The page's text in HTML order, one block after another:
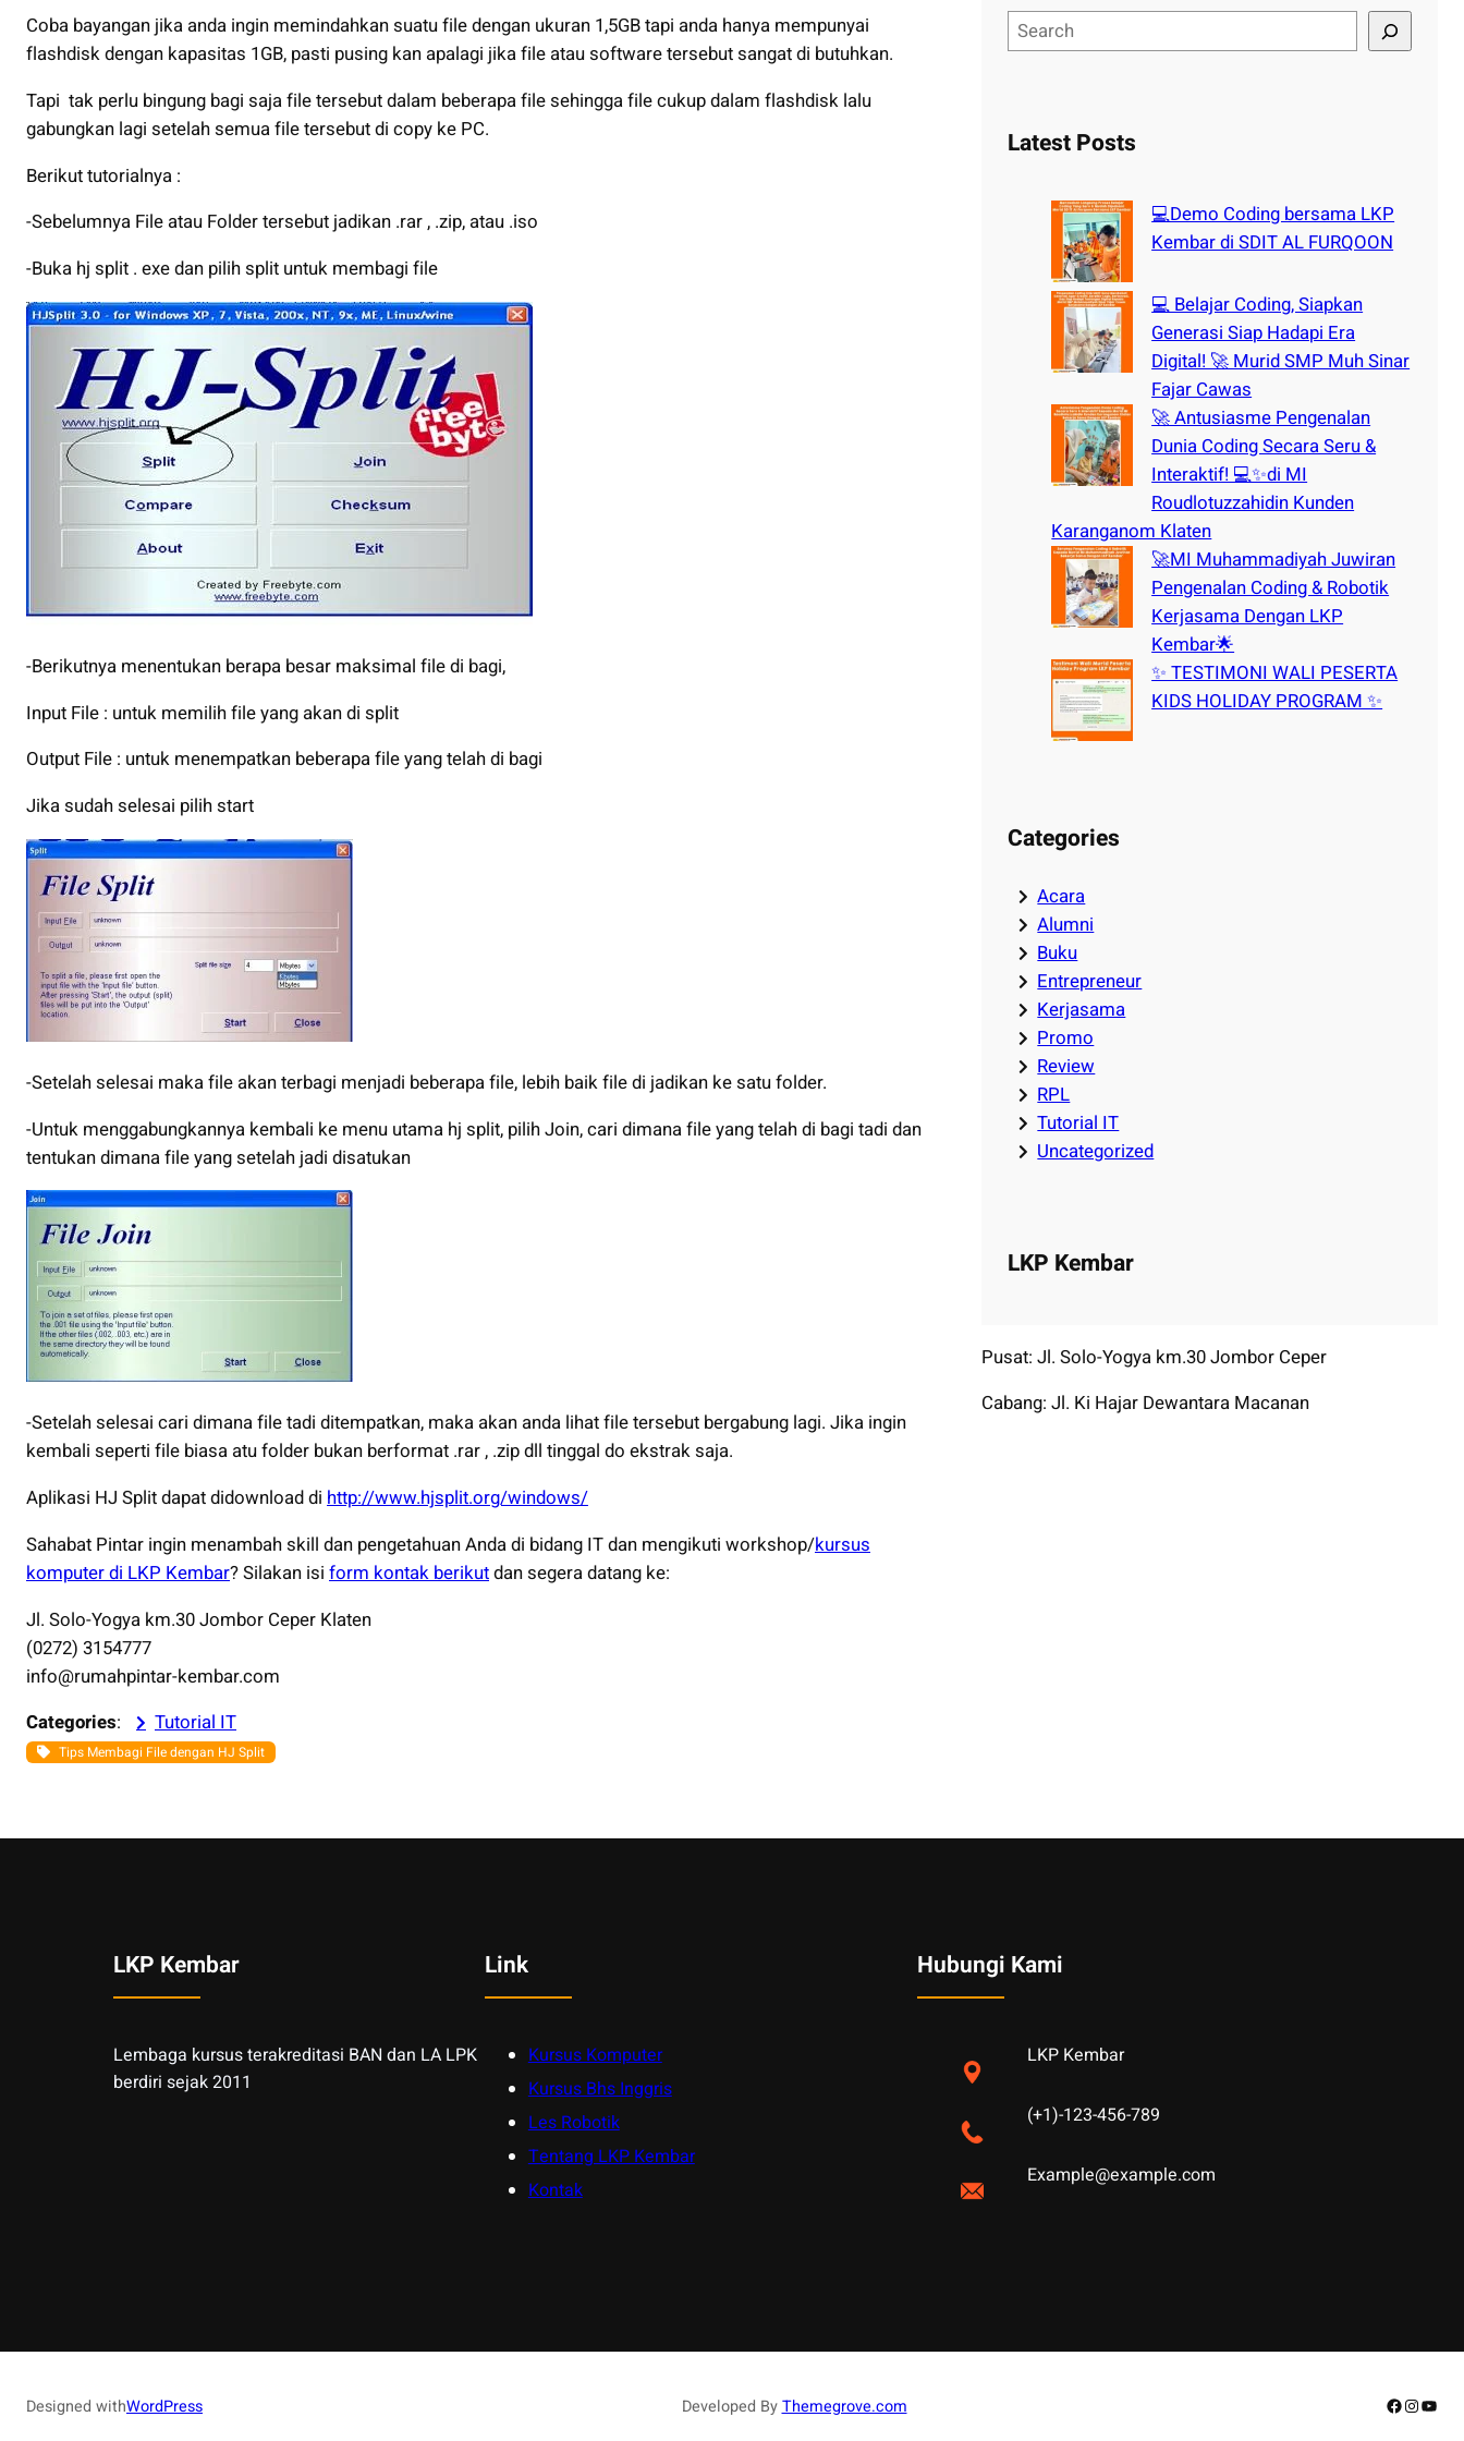
Coba bayangan jika anda ingin memindahkan suatu file dengan ukuran 1,5GB tapi anda hanya mempunyai
flashdisk dengan kapasitas 1GB, pasti pusing kan apalagi jika file atau software tersebut sangat di butuhkan.
Tapi tak perlu bingung bagi saja file tersebut dalam beberapa file sehingga file cukup dalam flashdisk lalu
gabungkan lagi setelah semua file tersebut di copy ke PC.
Berikut tutorialnya :
-Sebelumnya File atau Folder tersebut jadikan .rar , .zip, atau .iso
-Buka hj split . exe dan pilih split untuk membagi file
-Berikutnya menentukan berapa besar maksimal file di bagi,
Input File : untuk memilih file yang akan di split
Output File : untuk menempatkan beberapa file yang telah di bagi
Jika sudah selesai pilih start
-Setelah selesai maka file akan terbagi menjadi beberapa file, lebih baik file di jadikan ke satu folder.
-Untuk menggabungkannya kembali ke menu utama hj split, pilih Join, cari dimana file yang telah di bagi tadi dan
tentukan dimana file yang setelah jadi disatukan
-Setelah selesai cari dimana file tadi ditempatkan, maka akan anda lihat file tersebut bergabung lagi. Jika ingin
kembali seperti file biasa atu folder bukan berformat .rar , .zip dll tinggal do ekstrak saja.
Aplikasi HJ Split dapat didownload di http://www.hjsplit.org/windows/
Sahabat Pintar ingin menambah skill dan pengetahuan Anda di bidang IT dan mengikuti workshop/kursus
komputer di LKP Kembar? Silakan isi form kontak berikutdan segera datang ke:
Jl. Solo-Yogya km.30 Jombor Ceper Klaten
(0272) 3154777
info@rumahpintar-kembar.com
Categories: Tutorial IT
Tips Membagi File dengan HJ Split
e
cLatest Posts
💻Demo Coding bersama LKP
Kembar di SDIT AL FURQOON
💻 Belajar Coding, Siapkan
Generasi Siap Hadapi Era
Digital! 🚀 Murid SMP Muh Sinar
Fajar Cawas
🚀 Antusiasme Pengenalan
Dunia Coding Secara Seru &
Interaktif! 💻✨di MI
Roudlotuzzahidin Kunden
Karanganom Klaten
🚀MI Muhammadiyah Juwiran
Pengenalan Coding & Robotik
Kerjasama Dengan LKP
Kembar🌟
✨ TESTIMONI WALI PESERTA
KIDS HOLIDAY PROGRAM ✨
Categories
Acara
Alumni
Buku
Entrepreneur
Kerjasama
Promo
Review
RPL
Tutorial IT
Uncategorized
LKP Kembar
Pusat: Jl. Solo-Yogya km.30 Jombor Ceper
Cabang: Jl. Ki Hajar Dewantara Macanan
LKP Kembar
Lembaga kursus terakreditasi BAN dan LA LPK
berdiri sejak 2011
Link
Kursus Komputer
Kursus Bhs Inggris
Les Robotik
Tentang LKP Kembar
Kontak
Hubungi Kami
LKP Kembar
(+1)-123-456-789
Example@example.com
Designed withWordPress Developed ByThemegrove.com Facebook